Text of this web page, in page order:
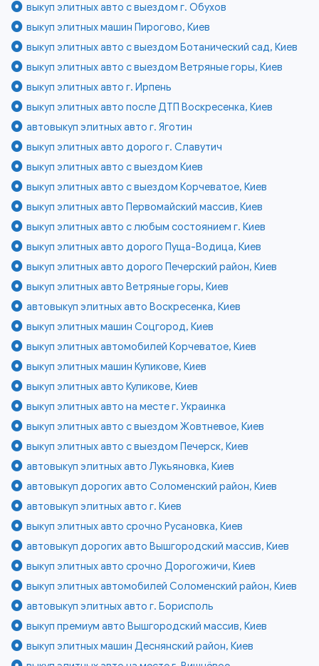
выкуп элитных авто с выездом г. Обухов
выкуп элитных машин Пирогово, Киев
выкуп элитных авто с выездом Ботанический сад, Киев
выкуп элитных авто с выездом Ветряные горы, Киев
выкуп элитных авто г. Ирпень
выкуп элитных авто после ДТП Воскресенка, Киев
автовыкуп элитных авто г. Яготин
выкуп элитных авто дорого г. Славутич
выкуп элитных авто с выездом Киев
выкуп элитных авто с выездом Корчеватое, Киев
выкуп элитных авто Первомайский массив, Киев
выкуп элитных авто с любым состоянием г. Киев
выкуп элитных авто дорого Пуща-Водица, Киев
выкуп элитных авто дорого Печерский район, Киев
выкуп элитных авто Ветряные горы, Киев
автовыкуп элитных авто Воскресенка, Киев
выкуп элитных машин Соцгород, Киев
выкуп элитных автомобилей Корчеватое, Киев
выкуп элитных машин Куликове, Киев
выкуп элитных авто Куликове, Киев
выкуп элитных авто на месте г. Украинка
выкуп элитных авто с выездом Жовтневое, Киев
выкуп элитных авто с выездом Печерск, Киев
автовыкуп элитных авто Лукьяновка, Киев
автовыкуп дорогих авто Соломенский район, Киев
автовыкуп элитных авто г. Киев
выкуп элитных авто срочно Русановка, Киев
автовыкуп дорогих авто Вышгородский массив, Киев
выкуп элитных авто срочно Дорогожичи, Киев
выкуп элитных автомобилей Соломенский район, Киев
автовыкуп элитных авто г. Борисполь
выкуп премиум авто Вышгородский массив, Киев
выкуп элитных машин Деснянский район, Киев